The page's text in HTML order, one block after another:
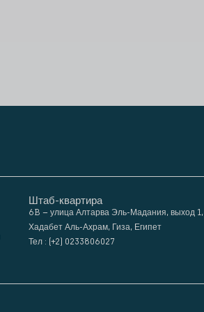
Штаб-квартира
6B – улица Алтарва Эль-Мадания, выход 1,
Хадабет Аль-Ахрам, Гиза, Египет
Тел : (+2) 0233806027